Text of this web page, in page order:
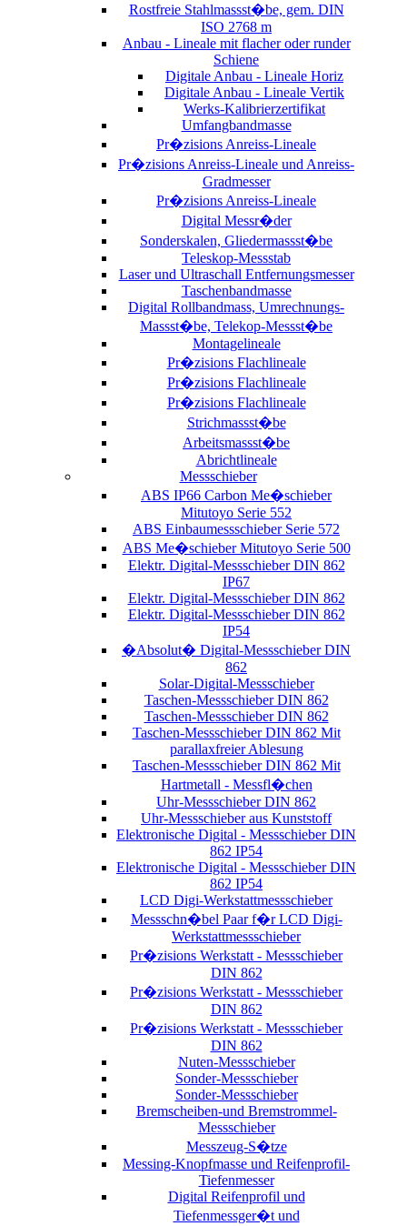
Rostfreie Stahlmassst�be, gem. DIN
ISO 2768 m
Anbau - Lineale mit flacher oder runder
Schiene
Digitale Anbau - Lineale Horiz
Digitale Anbau - Lineale Vertik
Werks-Kalibrierzertifikat
Umfangbandmasse
Pr�zisions Anreiss-Lineale
Pr�zisions Anreiss-Lineale und Anreiss-
Gradmesser
Pr�zisions Anreiss-Lineale
Digital Messr�der
Sonderskalen, Gliedermassst�be
Teleskop-Messstab
Laser und Ultraschall Entfernungsmesser
Taschenbandmasse
Digital Rollbandmass, Umrechnungs-
Massst�be, Telekop-Messst�be
Montagelineale
Pr�zisions Flachlineale
Pr�zisions Flachlineale
Pr�zisions Flachlineale
Strichmassst�be
Arbeitsmassst�be
Abrichtlineale
Messschieber
ABS IP66 Carbon Me�schieber
Mitutoyo Serie 552
ABS Einbaumessschieber Serie 572
ABS Me�schieber Mitutoyo Serie 500
Elektr. Digital-Messschieber DIN 862
IP67
Elektr. Digital-Messschieber DIN 862
Elektr. Digital-Messschieber DIN 862
IP54
�Absolut� Digital-Messschieber DIN
862
Solar-Digital-Messschieber
Taschen-Messschieber DIN 862
Taschen-Messschieber DIN 862
Taschen-Messschieber DIN 862 Mit
parallaxfreier Ablesung
Taschen-Messschieber DIN 862 Mit
Hartmetall - Messfl�chen
Uhr-Messschieber DIN 862
Uhr-Messschieber aus Kunststoff
Elektronische Digital - Messschieber DIN
862 IP54
Elektronische Digital - Messschieber DIN
862 IP54
LCD Digi-Werkstattmessschieber
Messschn�bel Paar f�r LCD Digi-
Werkstattmessschieber
Pr�zisions Werkstatt - Messschieber
DIN 862
Pr�zisions Werkstatt - Messschieber
DIN 862
Pr�zisions Werkstatt - Messschieber
DIN 862
Nuten-Messschieber
Sonder-Messschieber
Sonder-Messschieber
Bremscheiben-und Bremstrommel-
Messschieber
Messzeug-S�tze
Messing-Knopfmasse und Reifenprofil-
Tiefenmesser
Digital Reifenprofil und
Tiefenmessger�t und